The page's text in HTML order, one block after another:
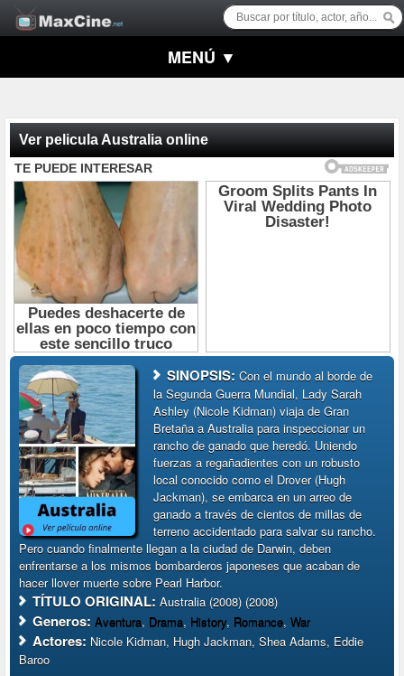
MENÚ ▼
Ver pelicula Australia online
SINOPSIS:Con el mundo al borde de
la Segunda Guerra Mundial, Lady Sarah
Ashley (Nicole Kidman) viaja de Gran
Bretaña a Australia para inspeccionar un
rancho de ganado que heredó. Uniendo
fuerzas a regañadientes con un robusto
local conocido como el Drover (Hugh
Jackman), se embarca en un arreo de
ganado a través de cientos de millas de
terreno accidentado para salvar su rancho.
Pero cuando finalmente llegan a la ciudad de Darwin, deben
enfrentarse a los mismos bombarderos japoneses que acaban de
hacer llover muerte sobre Pearl Harbor.
TÍTULO ORIGINAL:Australia (2008) (2008)
Generos:Aventura, Drama, History, Romance, War
Actores: Nicole Kidman, Hugh Jackman, Shea Adams, Eddie
Baroo